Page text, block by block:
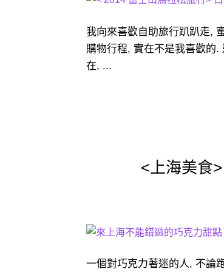
我向來喜歡自助旅行趴趴走,
購物行程, 實在不是我喜歡的
在, ...
<上海美食
一個對巧克力著迷的人, 不論